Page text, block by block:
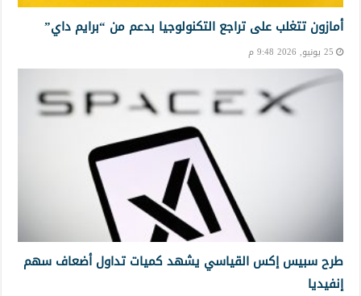
أمازون تتغلب على تراجع التكنولوجيا بدعم من “برايم داي”
25 يونيو, 2026 9:48 م
طرح سبيس إكس القياسي يشهد كميات تداول أضعاف سهم
إنفيديا